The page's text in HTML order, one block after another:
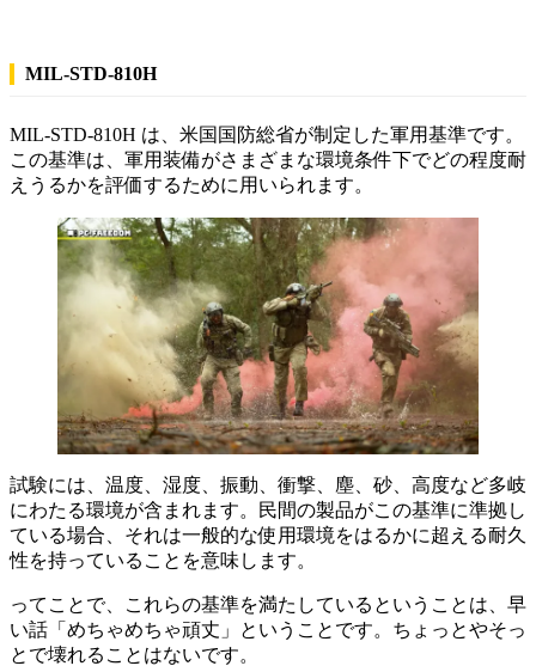
MIL-STD-810H
MIL-STD-810H は、米国国防総省が制定した軍用基準です。
この基準は、軍用装備がさまざまな環境条件下でどの程度耐
えうるかを評価するために用いられます。
試験には、温度、湿度、振動、衝撃、塵、砂、高度など多岐
にわたる環境が含まれます。民間の製品がこの基準に準拠し
ている場合、それは一般的な使用環境をはるかに超える耐久
性を持っていることを意味します。
ってことで、これらの基準を満たしているということは、早
い話「めちゃめちゃ頑丈」ということです。ちょっとやそっ
とで壊れることはないです。